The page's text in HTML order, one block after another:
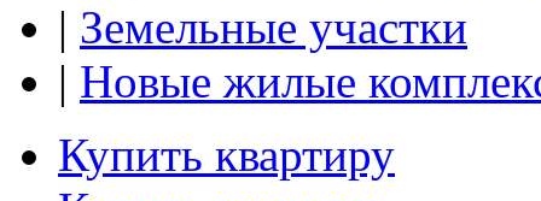
| Земельные участки
| Новые жилые
Купить квартиру